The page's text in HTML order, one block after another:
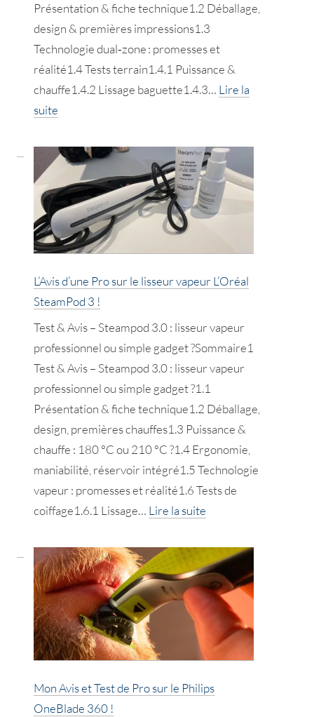
Présentation & fiche technique1.2 Déballage,
design & premières impressions1.3
Technologie dual‑zone : promesses et
réalité1.4 Tests terrain1.4.1 Puissance &
chauffe1.4.2 Lissage baguette1.4.3… Lire la
suite
d’une
Pro
sur
le
lisseur
GHD
!
L’Avis d’une Pro sur le lisseur vapeur L’Oréal
SteamPod 3 !
Test & Avis – Steampod 3.0 : lisseur vapeur
professionnel ou simple gadget ?Sommaire1
Test & Avis – Steampod 3.0 : lisseur vapeur
professionnel ou simple gadget ?1.1
Présentation & fiche technique1.2 Déballage,
design, premières chauffes1.3 Puissance &
chauffe : 180 °C ou 210 °C ?1.4 Ergonomie,
maniabilité, réservoir intégré1.5 Technologie
vapeur : promesses et réalité1.6 Tests de
coiffage1.6.1 Lissage… Lire la suite
d’une
Pro
sur
le
lisseur
vapeur
SteamPod
Mon Avis et Test de Pro sur le Philips
OneBlade 360 !